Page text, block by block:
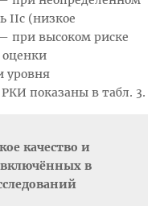
IIc (низкое
при высоком риске
оценки
уровня
показаны в табл. 3.
качество и
включённых в